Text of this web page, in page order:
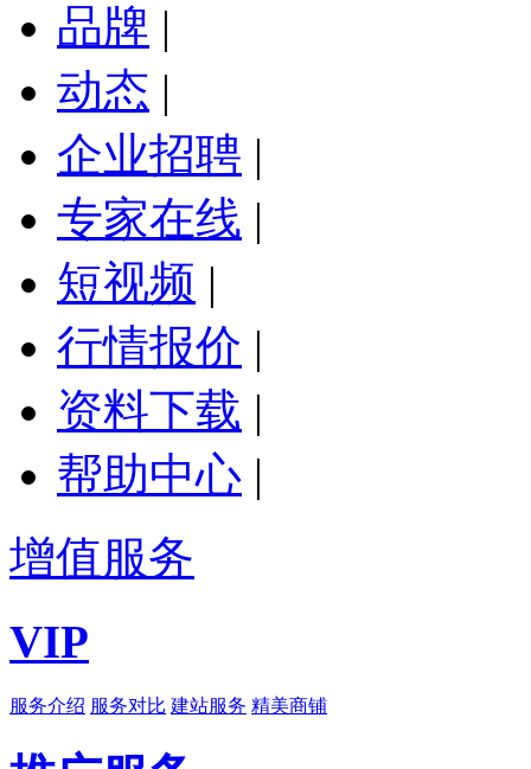
品牌 |
动态 |
企业招聘 |
专家在线 |
短视频 |
行情报价 |
资料下载 |
帮助中心 |
增值服务
VIP
服务介绍 服务对比 建站服务 精美商铺